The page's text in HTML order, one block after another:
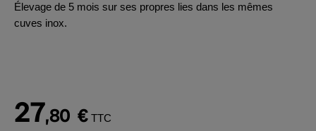
Élevage de 5 mois sur ses propres lies dans les mêmes
cuves inox.
27,80 € TTC